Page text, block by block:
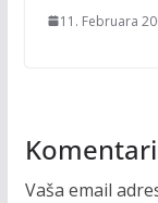
11. Februara
Vaša email